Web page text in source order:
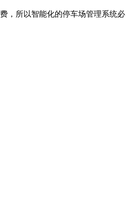
，所以智能化的停车场管理系统必